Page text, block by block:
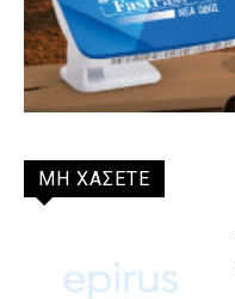
ΜΗ ΧΑΣΕΤΕ